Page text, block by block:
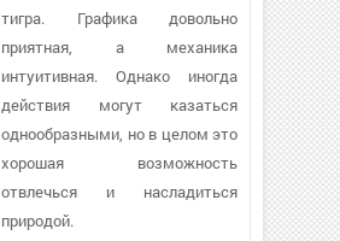
тигра. Графика довольно
приятная, а механика
интуитивная. Однако иногда
действия могут казаться
однообразными, но в целом это
хорошая возможность
отвлечься и насладиться
природой.